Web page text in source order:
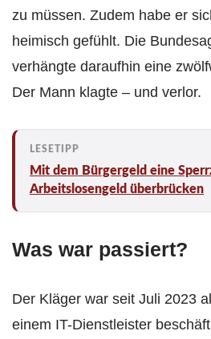
zu müssen. Zudem habe er
heimisch gefühlt. Die
verhängte daraufhin eine
Der Mann klagte – und verlor.
Mit dem Bürgergeld eine
Arbeitslosengeld überbrücken
Was war passiert?
Der Kläger war seit Juli 2023
einem IT-Dienstleister